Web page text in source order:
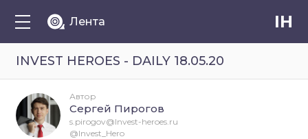
Лента IH
INVEST HEROES - DAILY 18.05.20
Автор
Сергей Пирогов
s.pirogov@Invest-heroes.ru
@Invest_Hero